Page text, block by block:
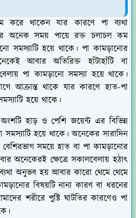
করে থাকেন যার কারণে পা ব্যথা
অনেক সময় পায়ে রক্ত চলাচল কম
সমস্যাটি হয়ে থাকে। পা কামড়ানোর
আবার অতিরিক্ত হাঁটাহাঁটি বা
পা কামড়ানো সমস্যা হয়ে থাকে।
আক্রান্ত থাকে যার কারণে হাত-পা
হয়ে থাকে।
হাড় ও পেশি জয়েন্ট এর বিভিন্ন
হয়ে থাকে। অনেকের সারাদিন
সময়ে হাত বা পা কামড়ানোর
অনেকেরই ক্ষেত্রে সকালবেলায় হঠাৎ
অনুভব হয় আবার কারো থেমে থেমে
বিষয়টি নানা কারণ বা ধরনের
শরীরে পুষ্টি ঘাটতির কারণেও পা